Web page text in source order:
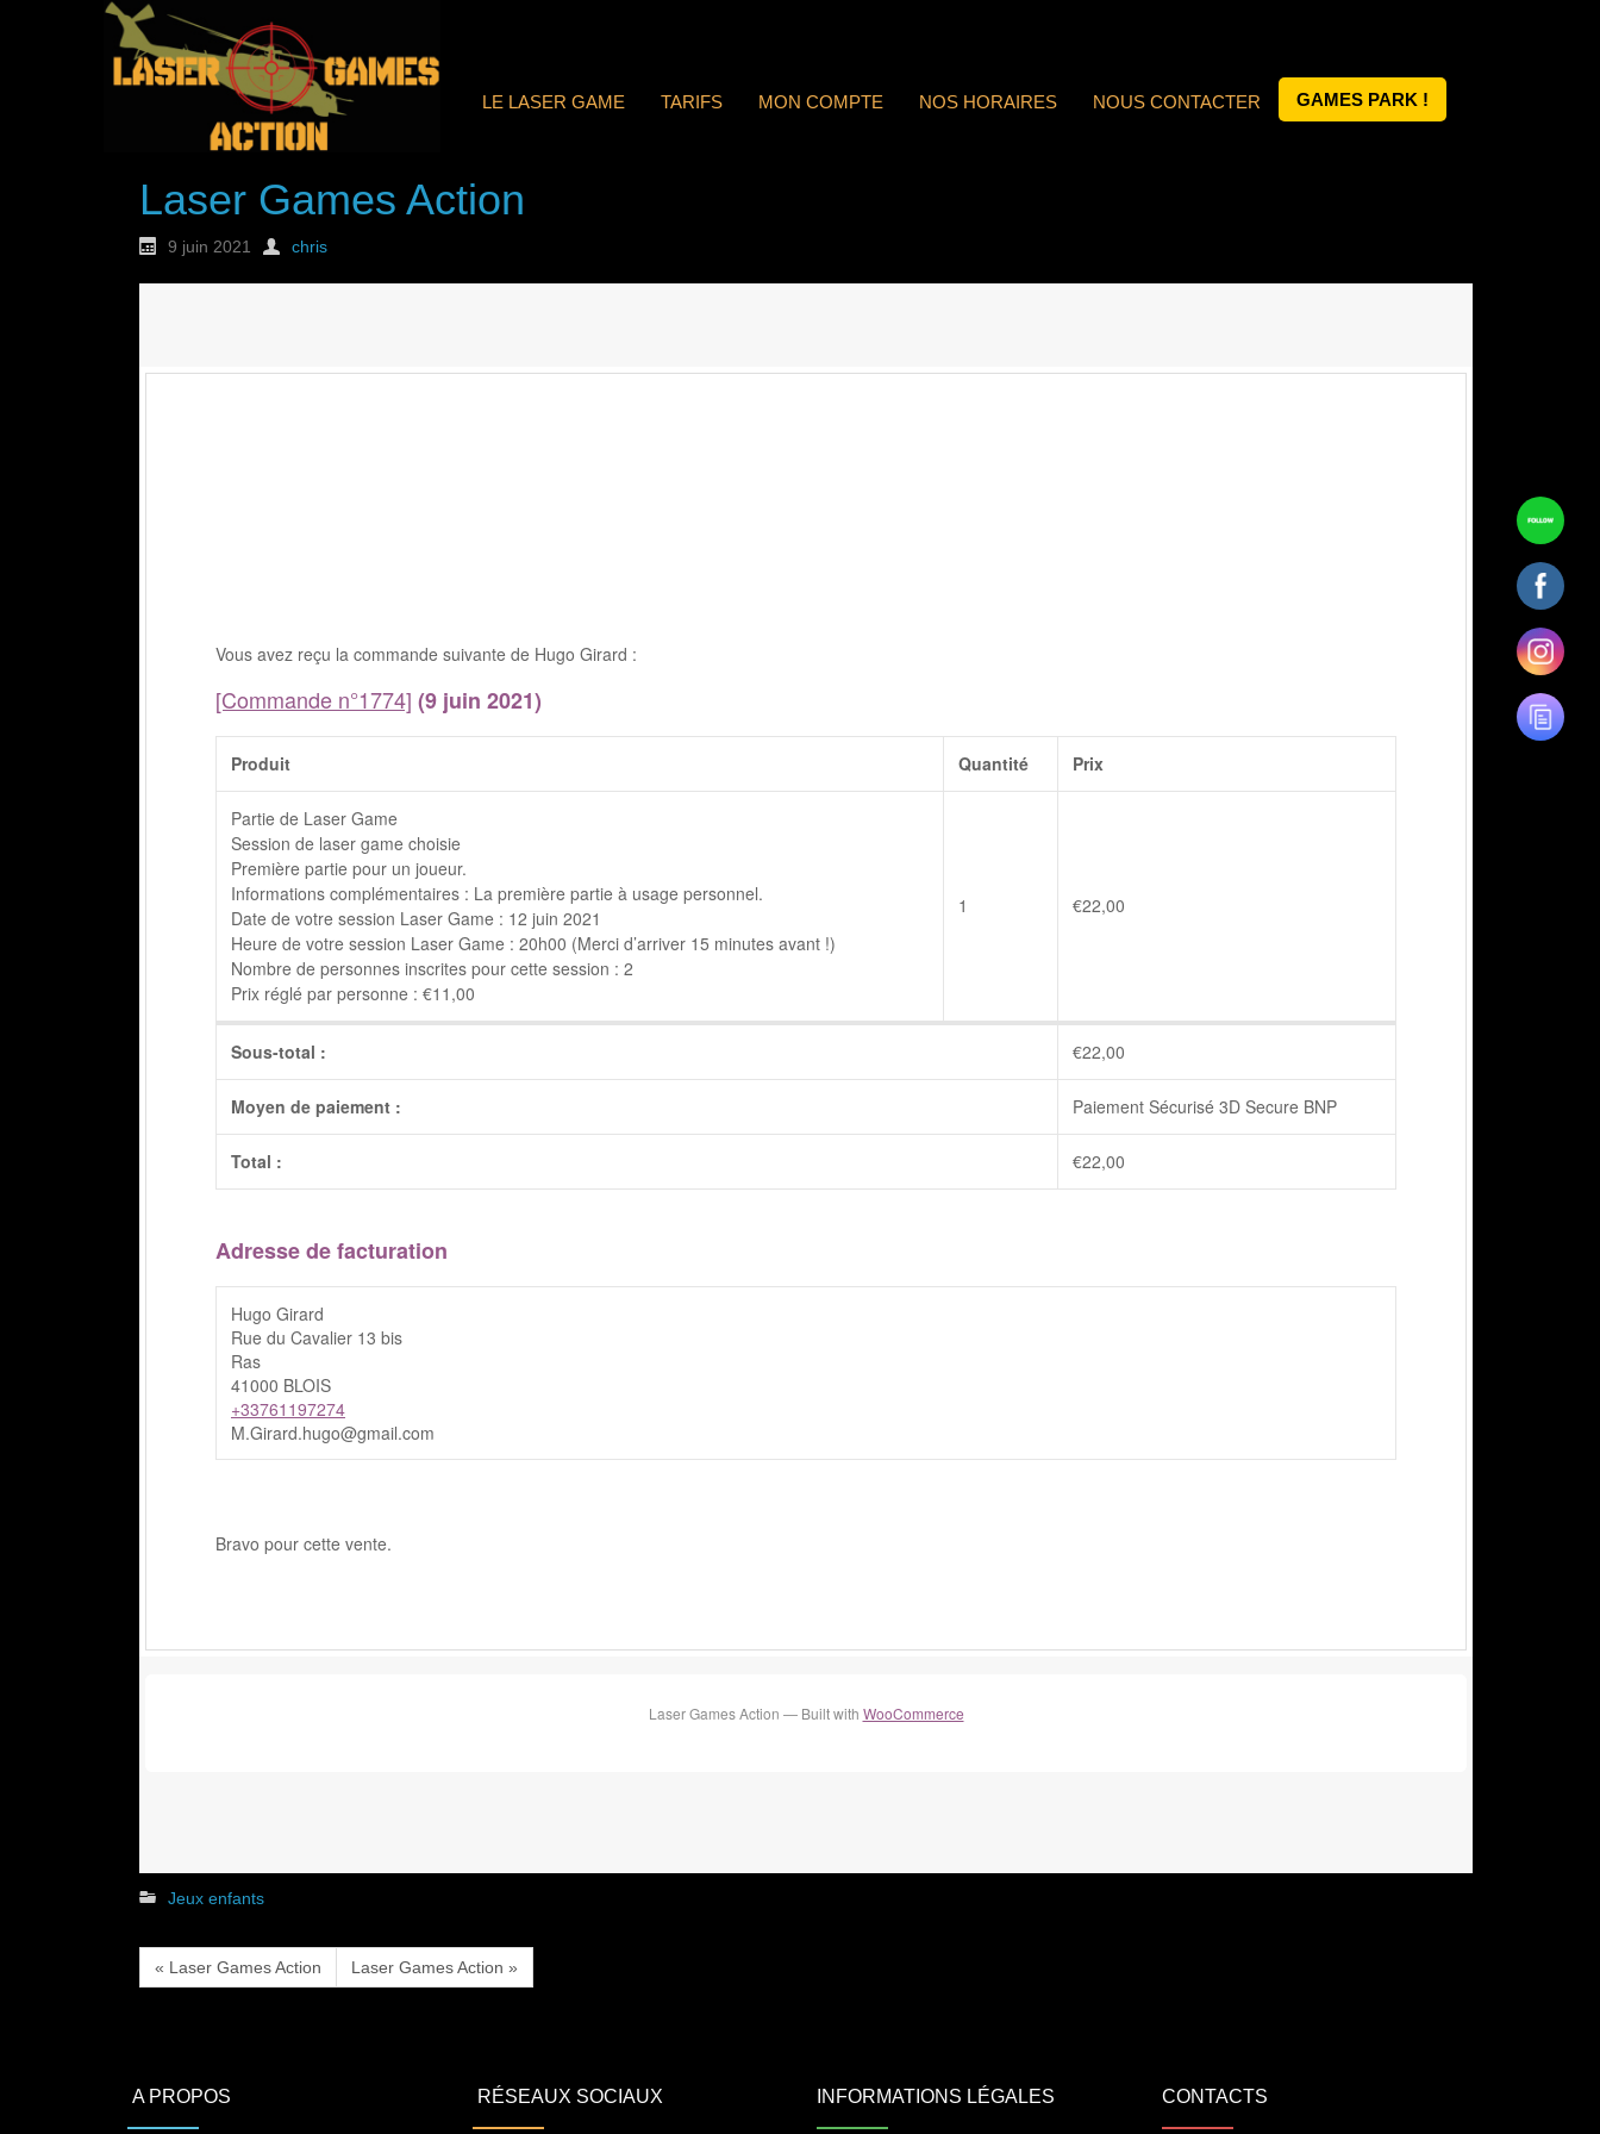
LE LASER GAME TARIFS MON COMPTE NOS HORAIRES NOUS CONTACTER GAMES PARK !
Laser Games Action
9 juin 2021 chris
Vous avez reçu la commande suivante de Hugo Girard :
[Commande n°1774] (9 juin 2021)
Produit Quantité Prix
Partie de Laser Game
Session de laser game choisie
Première partie pour un joueur.
Informations complémentaires : La première partie à usage personnel.
Date de votre session Laser Game : 12 juin 2021
Heure de votre session Laser Game : 20h00 (Merci d’arriver 15 minutes avant !)
Nombre de personnes inscrites pour cette session : 2
Prix réglé par personne : €11,00
1 €22,00
Sous-total : €22,00
Moyen de paiement : Paiement Sécurisé 3D Secure BNP
Total : €22,00
Adresse de facturation
Hugo Girard
Rue du Cavalier 13 bis
Ras
41000 BLOIS
+33761197274
M.Girard.hugo@gmail.com
Bravo pour cette vente.
Laser Games Action — Built with WooCommerce
Jeux enfants
« Laser Games Action Laser Games Action »
A PROPOS RÉSEAUX SOCIAUX INFORMATIONS LÉGALES CONTACTS